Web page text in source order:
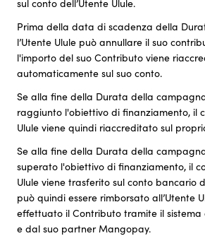
sul conto dell’Utente Ulule.
Prima della data di scadenza della
l’Utente Ulule può annullare il suo
l'importo del suo Contributo viene
automaticamente sul suo conto.
Se alla fine della Durata della
raggiunto l'obiettivo di finanziamento, il
Ulule viene quindi riaccreditato sul
Se alla fine della Durata della
superato l'obiettivo di finanziamento, il
Ulule viene trasferito sul conto bancario
può quindi essere rimborsato all’Utente
effettuato il Contributo tramite il
e dal suo partner Mangopay.